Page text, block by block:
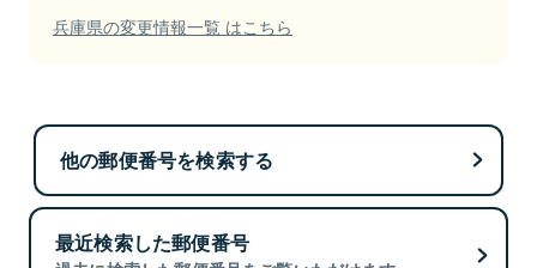
兵庫県の変更情報一覧 はこちら
他の郵便番号を検索する
最近検索した郵便番号